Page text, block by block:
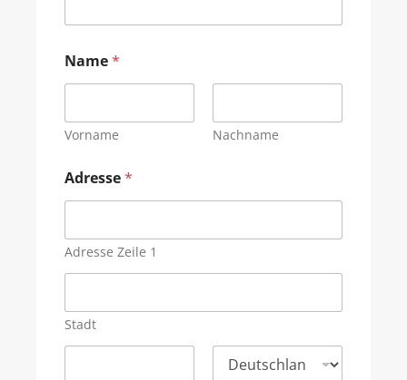
Name*
Vorname Nachname
Adresse*
Adresse Zeile 1
Stadt